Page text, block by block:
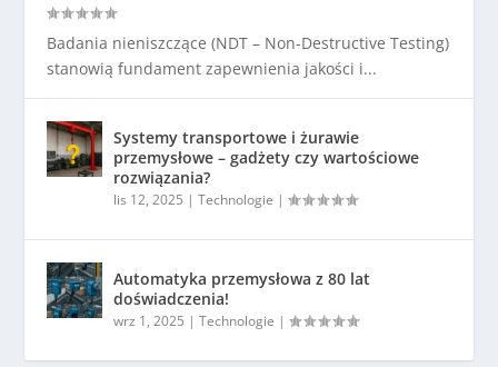
Badania nieniszczące (NDT – Non-Destructive Testing)
stanowią fundament zapewnienia jakości i...
Systemy transportowe i żurawie
przemysłowe – gadżety czy wartościowe
rozwiązania?
lis 12, 2025 |Technologie |
Automatyka przemysłowa z 80 lat
doświadczenia!
wrz 1, 2025 |Technologie |